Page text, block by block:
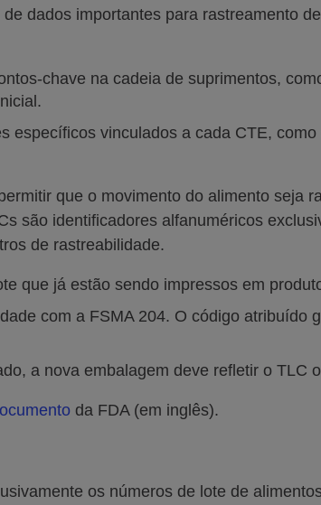
dados importantes para rastreamento
chave na cadeia de suprimentos,
específicos vinculados a cada CTE,
que o movimento do alimento seja
são identificadores alfanuméricos
de rastreabilidade.
que já estão sendo impressos em
com a FSMA 204. O código atribuído
a nova embalagem deve refletir o TLC
da FDA (em inglês).
os números de lote de